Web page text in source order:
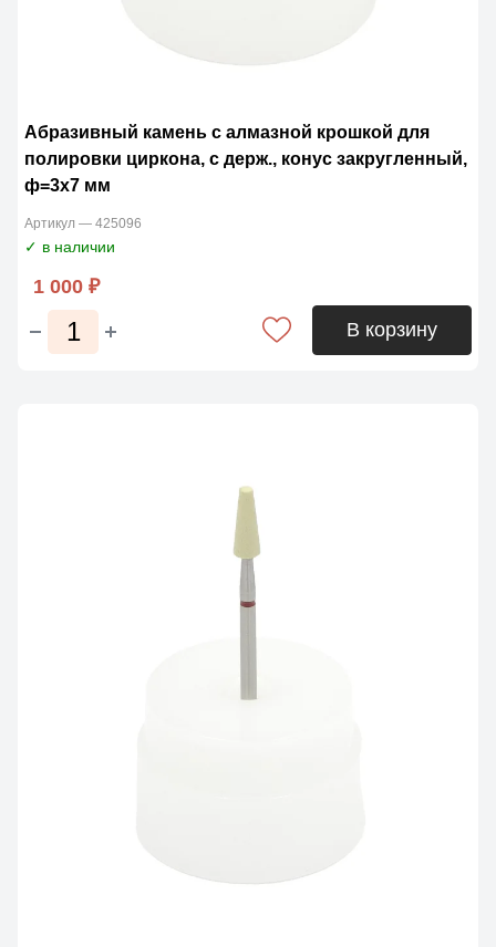
Абразивный камень с алмазной крошкой для
полировки циркона, с держ., конус закругленный,
ф=3х7 мм
Артикул — 425096
✓ в наличии
1 000 ₽
В корзину